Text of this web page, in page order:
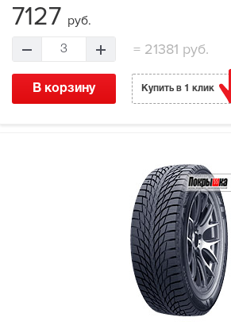
7127 руб.
3 = 21381 руб.
В корзину Купить в 1 клик